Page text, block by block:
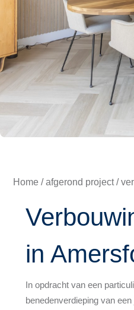
Home /afgerond project/
in
In opdracht van een
benedenverdieping van